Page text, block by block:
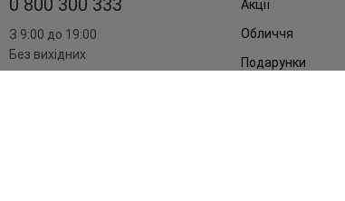
З 9:00 до 19:00
Без вихідних
Акції
Обличчя
Подарунки